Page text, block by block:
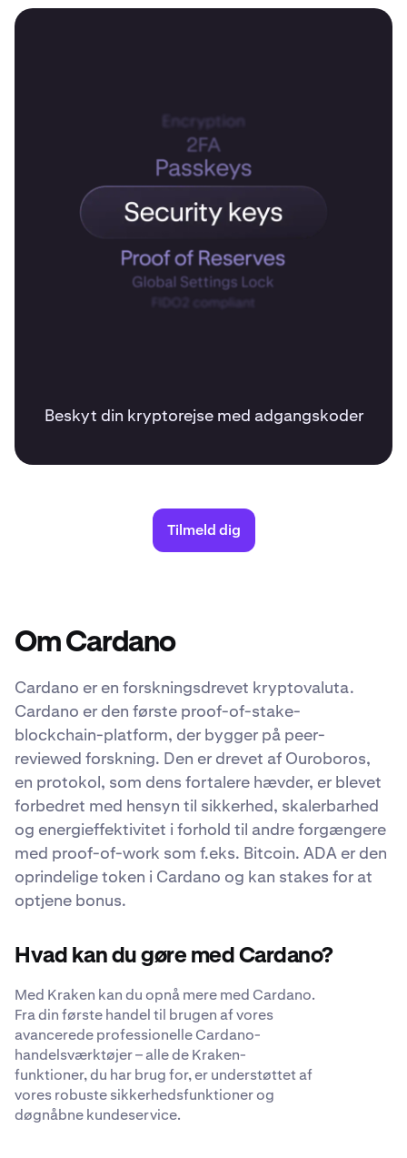
Beskyt din kryptorejse med adgangskoder
Tilmeld dig
Om Cardano
Cardano er en forskningsdrevet kryptovaluta.
Cardano er den første proof-of-stake-
blockchain-platform, der bygger på peer-
reviewed forskning. Den er drevet af Ouroboros,
en protokol, som dens fortalere hævder, er blevet
forbedret med hensyn til sikkerhed, skalerbarhed
og energieffektivitet i forhold til andre forgængere
med proof-of-work som f.eks. Bitcoin. ADA er den
oprindelige token i Cardano og kan stakes for at
optjene bonus.
Hvad kan du gøre med Cardano?
Med Kraken kan du opnå mere med Cardano.
Fra din første handel til brugen af vores
avancerede professionelle Cardano-
handelsværktøjer – alle de Kraken-
funktioner, du har brug for, er understøttet af
vores robuste sikkerhedsfunktioner og
døgnåbne kundeservice.